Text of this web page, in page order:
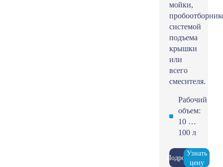
мойки,
системой
подъема
крышки
или
всего
смесителя.
Рабочий
объем:
10 …
100 л
Подробнее
Узнать
цену